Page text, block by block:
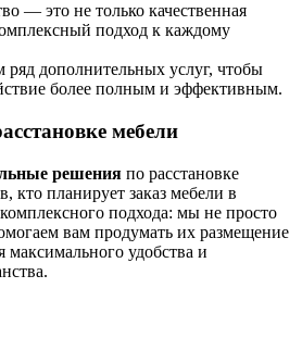
— это не только качественная
подход к каждому
дополнительных услуг, чтобы
более полным и эффективным.
мебели
решения по расстановке
кто планирует заказ мебели в
подхода: мы не просто
вам продумать их размещение
удобства и